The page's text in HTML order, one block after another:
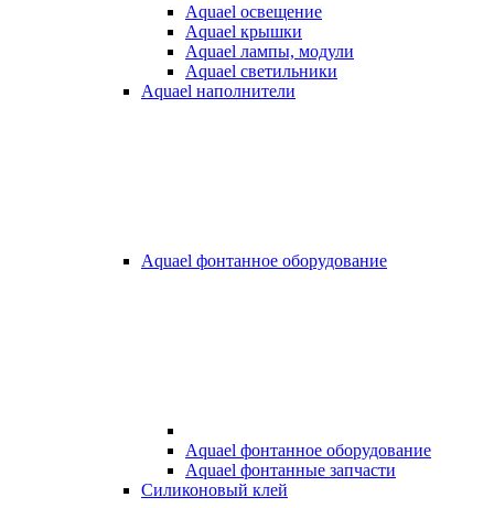
Aquael освещение
Aquael крышки
Aquael лампы, модули
Aquael светильники
Aquael наполнители
Aquael фонтанное оборудование
Aquael фонтанное оборудование
Aquael фонтанные запчасти
Силиконовый клей